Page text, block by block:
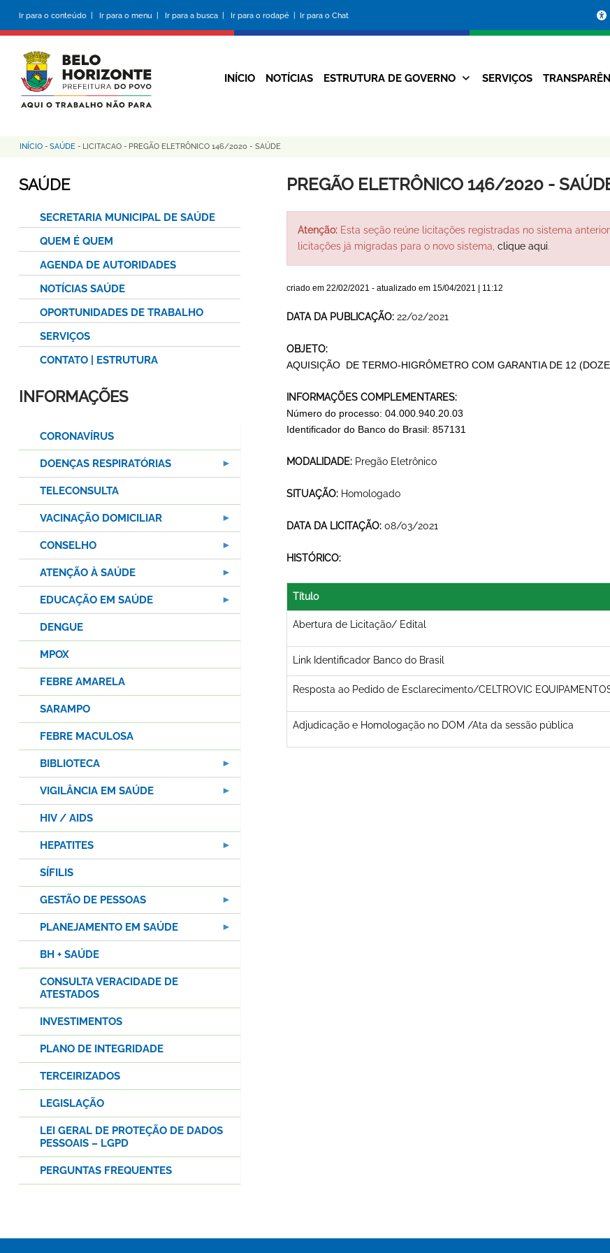
conteúdo
principal
Ir para o conteúdo | Ir para o menu | Ir para a busca | Ir para o rodapé | Ir para o Chat
da
Prefeitura
Navegação
INÍCIO NOTÍCIAS ESTRUTURA DE GOVERNO SERVIÇOS
Trilha
de
INÍCIO - SAÚDE - LICITACAO - PREGÃO ELETRÔNICO 146/2020 - SAÚDE
PREGÃO ELETRÔNICO 146/2020 -
Atenção:Esta seção reúne licitações registradas no sistema
licitações já migradas para o novo sistema, clique aqui.
criado em 22/02/2021 - atualizado em 15/04/2021 | 11:12
DATA DA PUBLICAÇÃO: 22/02/2021
OBJETO:
AQUISIÇÃO DE TERMO-HIGRÔMETRO COM GARANTIA DE 12
INFORMAÇÕES COMPLEMENTARES:
Número do processo: 04.000.940.20.03
Identificador do Banco do Brasil: 857131
MODALIDADE: Pregão Eletrônico
SITUAÇÃO: Homologado
DATA DA LICITAÇÃO: 08/03/2021
HISTÓRICO:
Título
Abertura de Licitação/ Edital
Link Identificador Banco do Brasil
Resposta ao Pedido de Esclarecimento/CELTROVIC
Adjudicação e Homologação no DOM /Ata da sessão pública
SAÚDE
SECRETARIA MUNICIPAL DE SAÚDE
QUEM É QUEM
AGENDA DE AUTORIDADES
NOTÍCIAS SAÚDE
OPORTUNIDADES DE TRABALHO
SERVIÇOS
CONTATO | ESTRUTURA
INFORMAÇÕES
CORONAVÍRUS
DOENÇAS RESPIRATÓRIAS
TELECONSULTA
VACINAÇÃO DOMICILIAR
CONSELHO
ATENÇÃO À SAÚDE
EDUCAÇÃO EM SAÚDE
DENGUE
MPOX
FEBRE AMARELA
SARAMPO
FEBRE MACULOSA
BIBLIOTECA
VIGILÂNCIA EM SAÚDE
HIV / AIDS
HEPATITES
SÍFILIS
GESTÃO DE PESSOAS
PLANEJAMENTO EM SAÚDE
BH + SAÚDE
CONSULTA VERACIDADE DE
ATESTADOS
INVESTIMENTOS
PLANO DE INTEGRIDADE
TERCEIRIZADOS
LEGISLAÇÃO
LEI GERAL DE PROTEÇÃO DE DADOS
PESSOAIS – LGPD
PERGUNTAS FREQUENTES